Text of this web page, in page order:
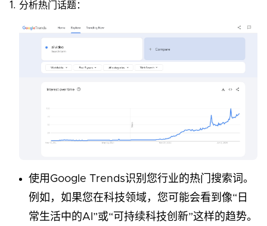
分析热门话题：
使用Google Trends识别您行业的热门搜索词。
例如，如果您在科技领域，您可能会看到像“日
常生活中的AI”或“可持续科技创新”这样的趋势。